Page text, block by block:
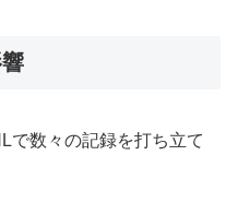
で数々の記録を打ち立て